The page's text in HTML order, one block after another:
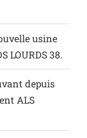
usine
LOURDS 38.
depuis
ALS